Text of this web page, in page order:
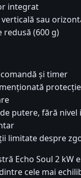
integrat
sau
redusă (600 g)
și timer
putere, fără
limitate despre
Echo Soul 2 kW
cele mai